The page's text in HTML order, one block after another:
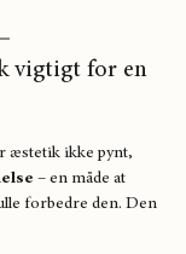
vigtigt for en
æstetik ikke pynt,
– en måde at
forbedre den. Den